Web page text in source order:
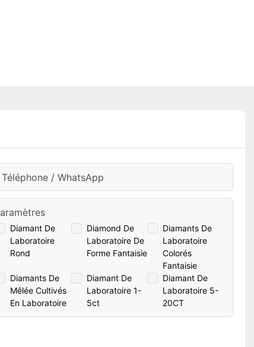
Téléphone / WhatsApp
Diamant De
Laboratoire
Rond
Diamond De
Laboratoire De
Forme Fantaisie
Diamants De
Laboratoire
Colorés
Fantaisie
Diamants De
Mêlée Cultivés
En Laboratoire
Diamant De
Laboratoire 1-
5ct
Diamant De
Laboratoire 5-
20CT